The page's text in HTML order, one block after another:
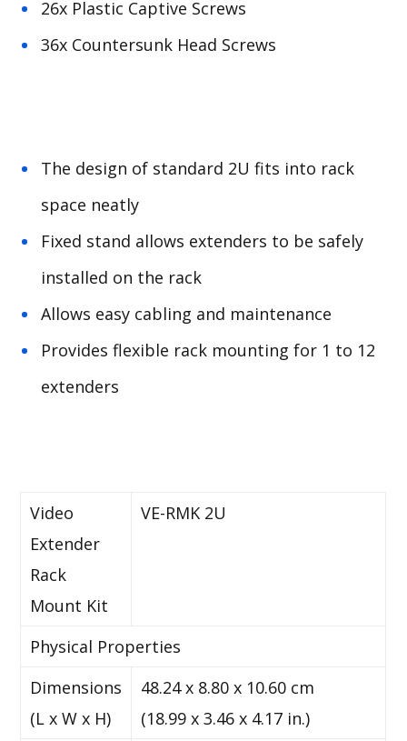
26x Plastic Captive Screws
36x Countersunk Head Screws
The design of standard 2U fits into rack
space neatly
Fixed stand allows extenders to be safely
installed on the rack
Allows easy cabling and maintenance
Provides flexible rack mounting for 1 to 12
extenders
Video
Extender
Rack
Mount Kit
VE-RMK 2U
Physical Properties
Dimensions
(L x W x H)
48.24 x 8.80 x 10.60 cm
(18.99 x 3.46 x 4.17 in.)